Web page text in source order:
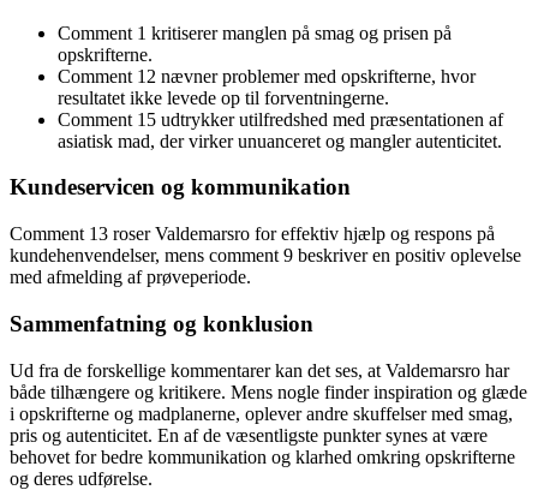
Comment 1 kritiserer manglen på smag og prisen på
opskrifterne.
Comment 12 nævner problemer med opskrifterne, hvor
resultatet ikke levede op til forventningerne.
Comment 15 udtrykker utilfredshed med præsentationen af
asiatisk mad, der virker unuanceret og mangler autenticitet.
Kundeservicen og kommunikation
Comment 13 roser Valdemarsro for effektiv hjælp og respons på
kundehenvendelser, mens comment 9 beskriver en positiv oplevelse
med afmelding af prøveperiode.
Sammenfatning og konklusion
Ud fra de forskellige kommentarer kan det ses, at Valdemarsro har
både tilhængere og kritikere. Mens nogle finder inspiration og glæde
i opskrifterne og madplanerne, oplever andre skuffelser med smag,
pris og autenticitet. En af de væsentligste punkter synes at være
behovet for bedre kommunikation og klarhed omkring opskrifterne
og deres udførelse.